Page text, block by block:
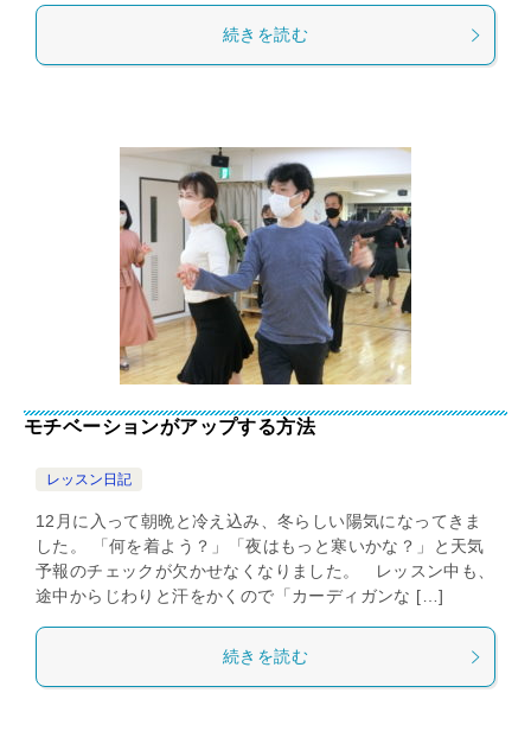
続きを読む
モチベーションがアップする方法
レッスン日記
12月に入って朝晩と冷え込み、冬らしい陽気になってきま
した。 「何を着よう？」「夜はもっと寒いかな？」と天気
予報のチェックが欠かせなくなりました。 レッスン中も、
途中からじわりと汗をかくので「カーディガンな […]
続きを読む